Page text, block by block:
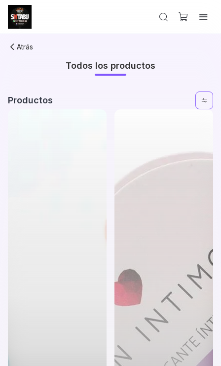
Atrás
Todos los productos
Productos